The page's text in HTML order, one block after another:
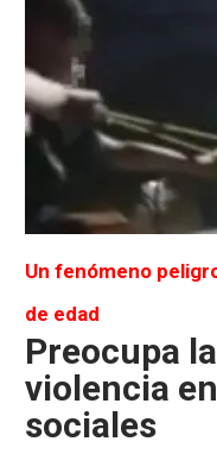
Un fenómeno
de edad
Preocupa
violencia
sociales